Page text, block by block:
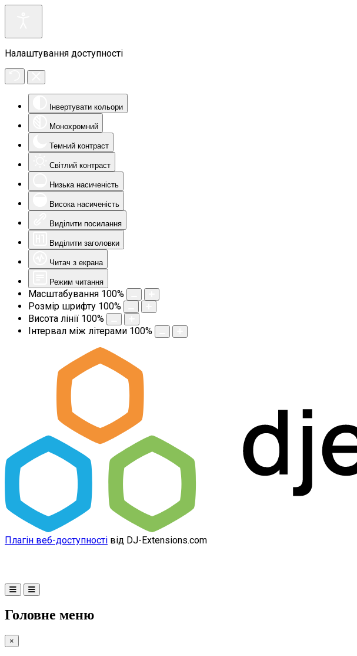
Налаштування доступності
Інвертувати кольори
Монохромний
Темний контраст
Світлий контраст
Низька насиченість
Висока насиченість
Виділити посилання
Виділити заголовки
Читач з екрана
Режим читання
Масштабування 100%
Розмір шрифту 100%
Висота лінії 100%
Інтервал між літерами 100%
Плагін веб-доступності від DJ-Extensions.com
Головне меню
×